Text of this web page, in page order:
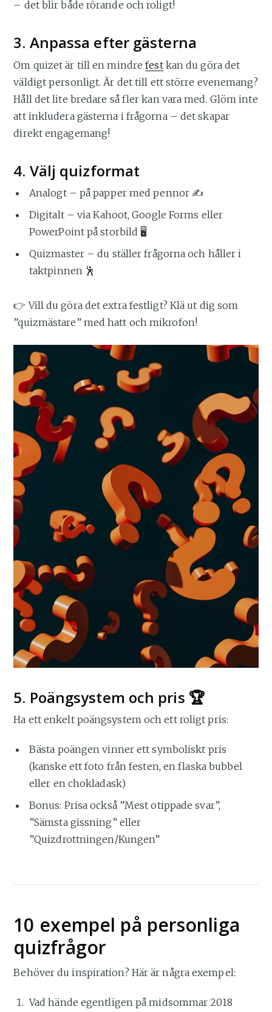
– det blir både rörande och roligt!
3. Anpassa efter gästerna
Om quizet är till en mindrefestkan du göra det
väldigt personligt. Är det till ett större evenemang?
Håll det lite bredare så fler kan vara med. Glöm inte
att inkludera gästerna i frågorna – det skapar
direkt engagemang!
4. Välj quizformat
Analogt – på papper med pennor ✍️
Digitalt – via Kahoot, Google Forms eller
PowerPoint på storbild 🖥
Quizmaster – du ställer frågorna och håller i
taktpinnen 🕺
👉 Vill du göra det extra festligt? Klä ut dig som
”quizmästare” med hatt och mikrofon!
5. Poängsystem och pris 🏆
Ha ett enkelt poängsystem och ett roligt pris:
Bästa poängen vinner ett symboliskt pris
(kanske ett foto från festen, en flaska bubbel
eller en chokladask)
Bonus: Prisa också ”Mest otippade svar”,
”Sämsta gissning” eller
”Quizdrottningen/Kungen”
10 exempel på personliga
quizfrågor
Behöver du inspiration? Här är några exempel:
Vad hände egentligen på midsommar 2018